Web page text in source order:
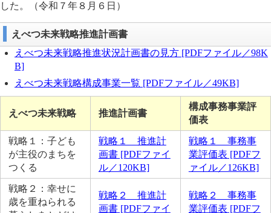
した。（令和７年８月６日）
えべつ未来戦略推進計画書
えべつ未来戦略推進状況計画書の見方 [PDFファイル／98K
B]
えべつ未来戦略構成事業一覧 [PDFファイル／49KB]
えべつ未来戦略 推進計画書
構成事務事業評
価表
戦略１：子ども
が主役のまちを
つくる
戦略１ 推進計
画書 [PDFファイ
ル／120KB]
戦略１ 事務事
業評価表 [PDFフ
ァイル／126KB]
戦略２：幸せに
歳を重ねられる
戦略２ 推進計
画書 [PDFファイ
戦略２ 事務事
業評価表 [PDFフ